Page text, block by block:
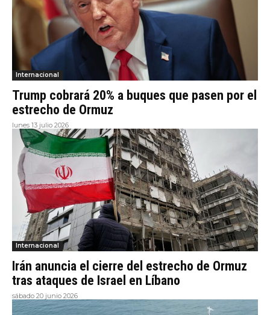
Internacional
Trump cobrará 20% a buques que pasen por el
estrecho de Ormuz
lunes 13 julio 2026
Internacional
Irán anuncia el cierre del estrecho de Ormuz
tras ataques de Israel en Líbano
sábado 20 junio 2026